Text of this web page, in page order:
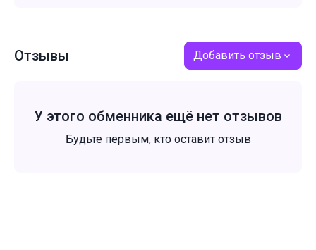
Отзывы Добавить отзыв
У этого обменника ещё нет отзывов
Будьте первым, кто оставит отзыв